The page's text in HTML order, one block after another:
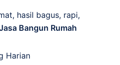
hasil bagus, rapi,
Bangun Rumah
Harian